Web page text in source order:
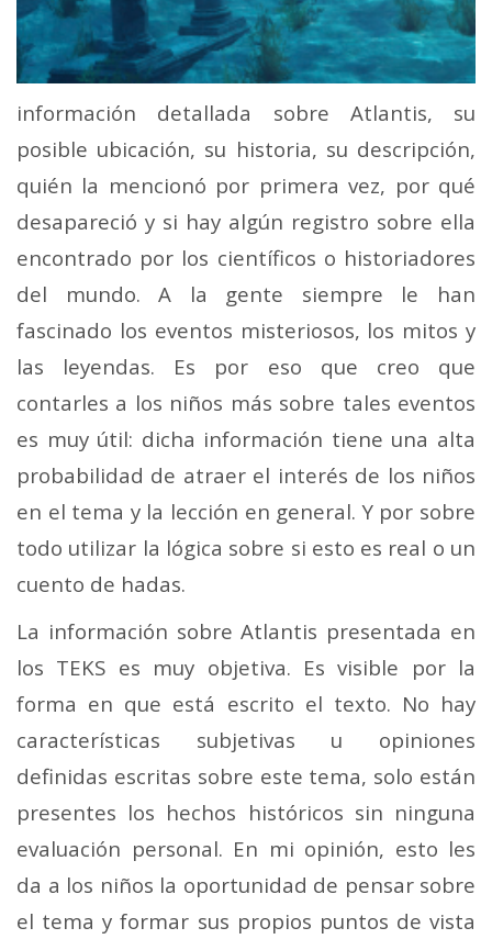
información detallada sobre Atlantis, su
posible ubicación, su historia, su descripción,
quién la mencionó por primera vez, por qué
desapareció y si hay algún registro sobre ella
encontrado por los científicos o historiadores
del mundo. A la gente siempre le han
fascinado los eventos misteriosos, los mitos y
las leyendas. Es por eso que creo que
contarles a los niños más sobre tales eventos
es muy útil: dicha información tiene una alta
probabilidad de atraer el interés de los niños
en el tema y la lección en general. Y por sobre
todo utilizar la lógica sobre si esto es real o un
cuento de hadas.
La información sobre Atlantis presentada en
los TEKS es muy objetiva. Es visible por la
forma en que está escrito el texto. No hay
características subjetivas u opiniones
definidas escritas sobre este tema, solo están
presentes los hechos históricos sin ninguna
evaluación personal. En mi opinión, esto les
da a los niños la oportunidad de pensar sobre
el tema y formar sus propios puntos de vista